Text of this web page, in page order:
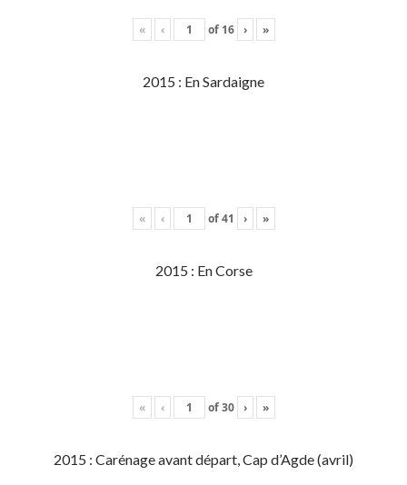
« ‹ of 16 › »
2015 : En Sardaigne
« ‹ of41 › »
2015 : En Corse
« ‹ of30 › »
2015 : Carénage avant départ, Cap d’Agde (avril)